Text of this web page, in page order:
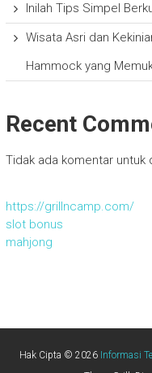
Inilah Tips Simpel
Wisata Asri dan
Hammock yang
Recent
Tidak ada komentar untuk
https://grillncamp.com/
slot bonus
mahjong
Hak Cipta © 2026 Informasi